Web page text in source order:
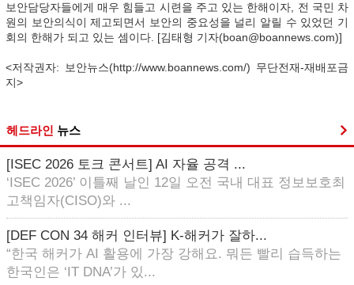
보안담당자들에게 매우 힘들고 시련을 주고 있는 한해이자, 전 국민 차
원의 보안의식이 제고되면서 보안의 중요성을 널리 알릴 수 있었던 기
회의 한해가 되고 있는 셈이다. [김태형 기자(boan@boannews.com)]
<저작권자: 보안뉴스(http://www.boannews.com/) 무단전재-재배포금
지>
헤드라인 뉴스
[ISEC 2026 토크 콘서트] AI 자율 공격 ...
‘ISEC 2026’ 이틀째 날인 12일 오전 국내 대표 정보보호최
고책임자(CISO)와 ...
[DEF CON 34 해커 인터뷰] K-해커가 잘하...
“한국 해커가 AI 활용에 가장 강해요. 뭐든 빨리 습득하는
한국인은 ‘IT DNA’가 있...